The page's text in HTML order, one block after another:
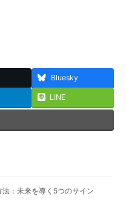
Bluesky
LINE
：未来を導く5つのサイン